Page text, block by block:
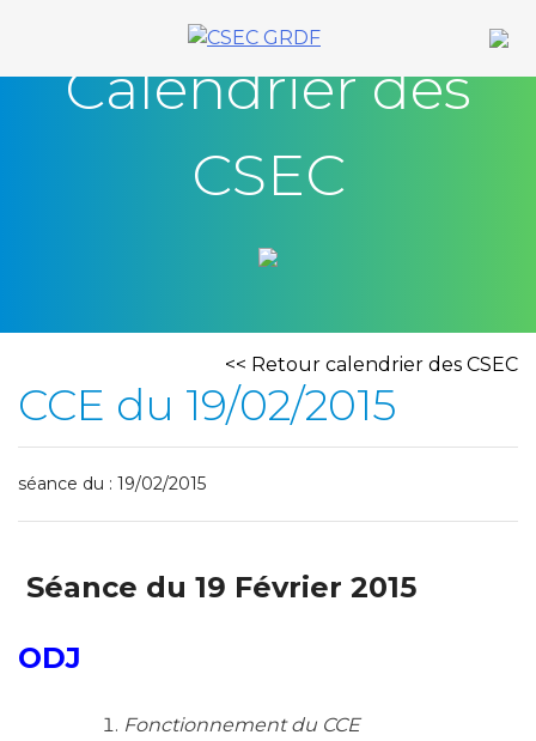
Calendrier des
CSEC
CCE du 19/02/2015
<< Retour calendrier des CSEC
séance du : 19/02/2015
Séance du 19 Février 2015
ODJ
Fonctionnement du CCE